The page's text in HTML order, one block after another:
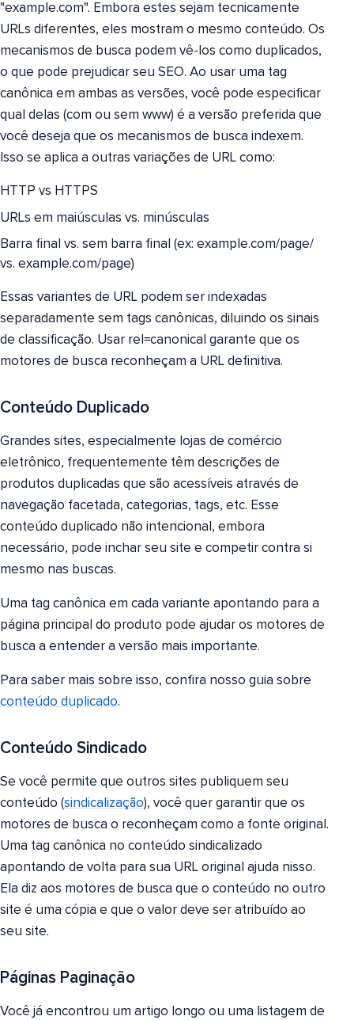
"example.com". Embora estes sejam tecnicamente
URLs diferentes, eles mostram o mesmo conteúdo. Os
mecanismos de busca podem vê-los como duplicados,
o que pode prejudicar seu SEO. Ao usar uma tag
canônica em ambas as versões, você pode especificar
qual delas (com ou sem www) é a versão preferida que
você deseja que os mecanismos de busca indexem.
Isso se aplica a outras variações de URL como:
HTTP vs HTTPS
URLs em maiúsculas vs. minúsculas
Barra final vs. sem barra final (ex: example.com/page/
vs. example.com/page)
Essas variantes de URL podem ser indexadas
separadamente sem tags canônicas, diluindo os sinais
de classificação. Usar rel=canonical garante que os
motores de busca reconheçam a URL definitiva.
Conteúdo Duplicado
Grandes sites, especialmente lojas de comércio
eletrônico, frequentemente têm descrições de
produtos duplicadas que são acessíveis através de
navegação facetada, categorias, tags, etc. Esse
conteúdo duplicado não intencional, embora
necessário, pode inchar seu site e competir contra si
mesmo nas buscas.
Uma tag canônica em cada variante apontando para a
página principal do produto pode ajudar os motores de
busca a entender a versão mais importante.
Para saber mais sobre isso, confira nosso guia sobre
conteúdo duplicado.
Conteúdo Sindicado
Se você permite que outros sites publiquem seu
conteúdo (sindicalização), você quer garantir que os
motores de busca o reconheçam como a fonte original.
Uma tag canônica no conteúdo sindicalizado
apontando de volta para sua URL original ajuda nisso.
Ela diz aos motores de busca que o conteúdo no outro
site é uma cópia e que o valor deve ser atribuído ao
seu site.
Páginas Paginação
Você já encontrou um artigo longo ou uma listagem de